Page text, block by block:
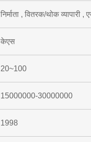
निर्माता , वितरक/थोक
केएस
20~100
15000000-30000000
1998